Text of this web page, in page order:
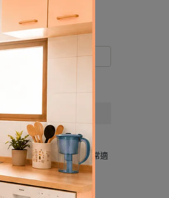
點 (約等於NT$590)
能有效提升空間亮度，非常適